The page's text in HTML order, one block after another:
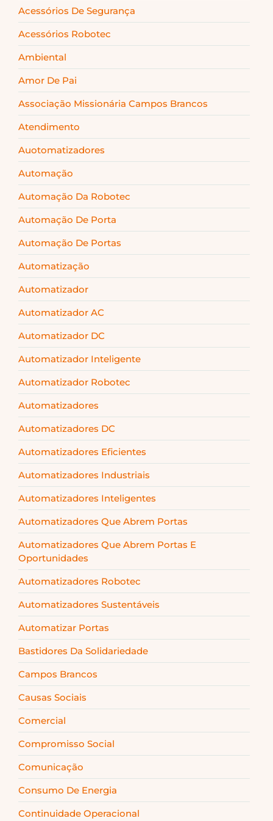
Acessórios De Segurança
Acessórios Robotec
Ambiental
Amor De Pai
Associação Missionária Campos Brancos
Atendimento
Auotomatizadores
Automação
Automação Da Robotec
Automação De Porta
Automação De Portas
Automatização
Automatizador
Automatizador AC
Automatizador DC
Automatizador Inteligente
Automatizador Robotec
Automatizadores
Automatizadores DC
Automatizadores Eficientes
Automatizadores Industriais
Automatizadores Inteligentes
Automatizadores Que Abrem Portas
Automatizadores Que Abrem Portas E
Oportunidades
Automatizadores Robotec
Automatizadores Sustentáveis
Automatizar Portas
Bastidores Da Solidariedade
Campos Brancos
Causas Sociais
Comercial
Compromisso Social
Comunicação
Consumo De Energia
Continuidade Operacional